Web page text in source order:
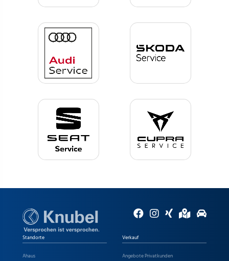
Standorte
Ahaus
Verkauf
Angebote Privatkunden